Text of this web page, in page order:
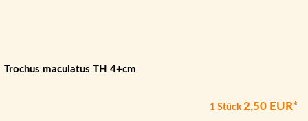
Trochus maculatus TH 4+cm
1 Stück 2,50 EUR*